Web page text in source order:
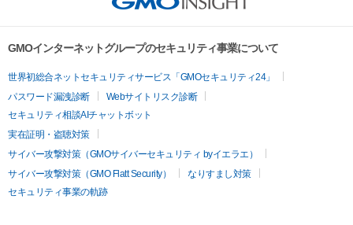
GMOインターネットグループのセキュリティ事業について
世界初総合ネットセキュリティサービス「GMOセキュリティ24」
パスワード漏洩診断
Webサイトリスク診断
セキュリティ相談AIチャットボット
実在証明・盗聴対策
サイバー攻撃対策（GMOサイバーセキュリティ byイエラエ）
サイバー攻撃対策（GMO Flatt Security）
なりすまし対策
セキュリティ事業の軌跡